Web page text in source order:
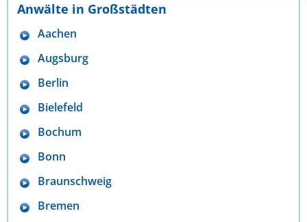
Anwälte in Großstädten
Aachen
Augsburg
Berlin
Bielefeld
Bochum
Bonn
Braunschweig
Bremen